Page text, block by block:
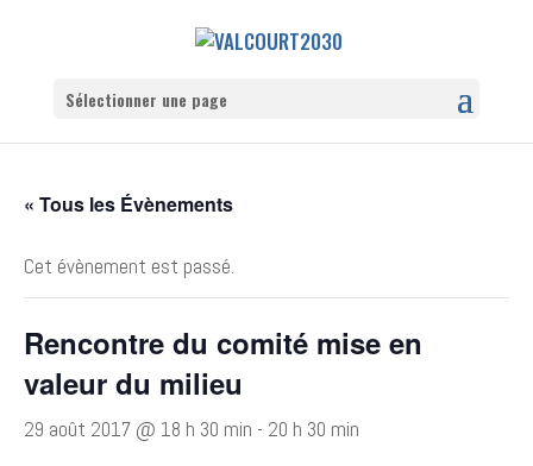
Sélectionner une page
« Tous les Évènements
Cet évènement est passé.
Rencontre du comité mise en
valeur du milieu
29 août 2017 @ 18 h 30 min - 20 h 30 min